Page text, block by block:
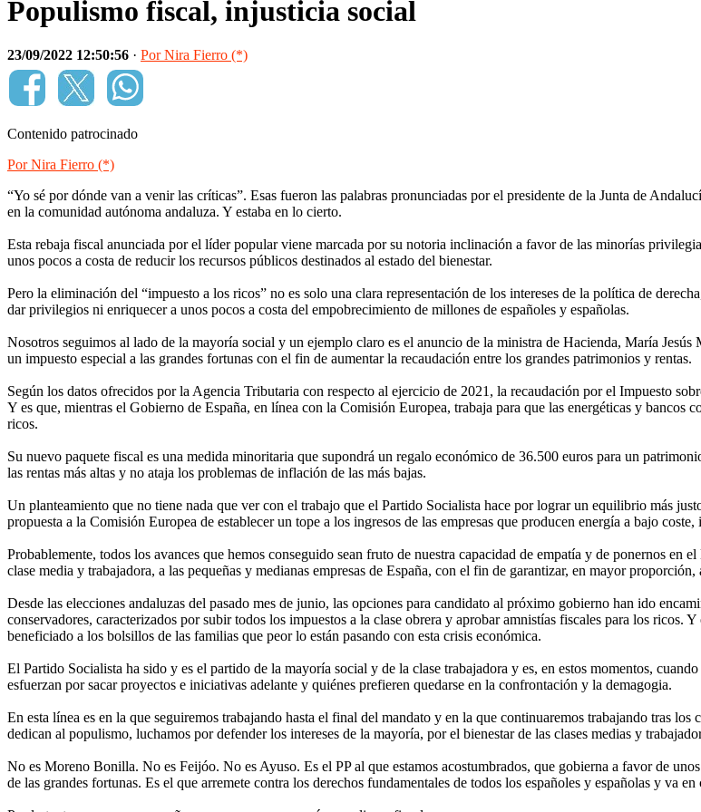
Populismo fiscal, injusticia social
23/09/2022 12:50:56 · Por Nira Fierro (*)
Contenido patrocinado
Por Nira Fierro (*)
“Yo sé por dónde van a venir las críticas”. Esas fueron las palabras pronunciadas por el presidente de la Junta de
en la comunidad autónoma andaluza. Y estaba en lo cierto.
Esta rebaja fiscal anunciada por el líder popular viene marcada por su notoria inclinación a favor de las minorías
unos pocos a costa de reducir los recursos públicos destinados al estado del bienestar.
Pero la eliminación del “impuesto a los ricos” no es solo una clara representación de los intereses de la política de
dar privilegios ni enriquecer a unos pocos a costa del empobrecimiento de millones de españoles y españolas.
Nosotros seguimos al lado de la mayoría social y un ejemplo claro es el anuncio de la ministra de Hacienda, María
un impuesto especial a las grandes fortunas con el fin de aumentar la recaudación entre los grandes patrimonios y rentas.
Según los datos ofrecidos por la Agencia Tributaria con respecto al ejercicio de 2021, la recaudación por el Impuesto
Y es que, mientras el Gobierno de España, en línea con la Comisión Europea, trabaja para que las energéticas y
ricos.
Su nuevo paquete fiscal es una medida minoritaria que supondrá un regalo económico de 36.500 euros para un
las rentas más altas y no ataja los problemas de inflación de las más bajas.
Un planteamiento que no tiene nada que ver con el trabajo que el Partido Socialista hace por lograr un equilibrio más
propuesta a la Comisión Europea de establecer un tope a los ingresos de las empresas que producen energía a bajo
Probablemente, todos los avances que hemos conseguido sean fruto de nuestra capacidad de empatía y de ponernos
clase media y trabajadora, a las pequeñas y medianas empresas de España, con el fin de garantizar, en mayor
Desde las elecciones andaluzas del pasado mes de junio, las opciones para candidato al próximo gobierno han ido
conservadores, caracterizados por subir todos los impuestos a la clase obrera y aprobar amnistías fiscales para los ricos.
beneficiado a los bolsillos de las familias que peor lo están pasando con esta crisis económica.
El Partido Socialista ha sido y es el partido de la mayoría social y de la clase trabajadora y es, en estos momentos,
esfuerzan por sacar proyectos e iniciativas adelante y quiénes prefieren quedarse en la confrontación y la demagogia.
En esta línea es en la que seguiremos trabajando hasta el final del mandato y en la que continuaremos trabajando tras
dedican al populismo, luchamos por defender los intereses de la mayoría, por el bienestar de las clases medias y
No es Moreno Bonilla. No es Feijóo. No es Ayuso. Es el PP al que estamos acostumbrados, que gobierna a favor de
de las grandes fortunas. Es el que arremete contra los derechos fundamentales de todos los españoles y españolas y va